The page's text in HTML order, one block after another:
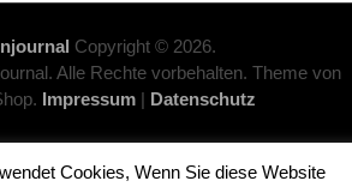
Copyright © 2026.
Alle Rechte vorbehalten. Theme von
Impressum| Datenschutz
Cookies, Wenn Sie diese Website